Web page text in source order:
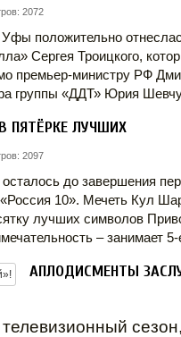
2072
положительно
Сергея Троицкого,
премьер-министру РФ
группы «ДДТ» Юрия
ПЯТЁРКЕ ЛУЧШИХ
2097
до завершения
«Россия 10». Мечеть Кул
лучших символов
– занимает
АПЛОДИСМЕНТЫ